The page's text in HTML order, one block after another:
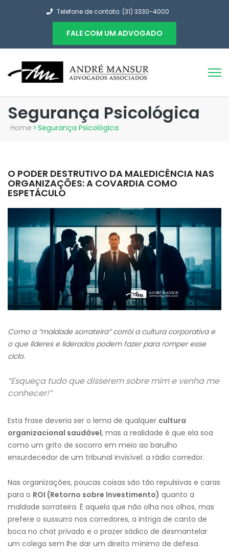
Telefone de contato: (31) 3330-4000
FALE COM UM ADVOGADO
Segurança Psicológica
Home > Segurança Psicológica
O PODER DESTRUTIVO DA MALEDICÊNCIA NAS
ORGANIZAÇÕES: A COVARDIA COMO
ESPETÁCULO
Como a “maldade sorrateira” corrói a cultura corporativa e
o que líderes e liderados podem fazer para romper esse
ciclo.
“Esqueça tudo que disserem sobre mim e venha me
conhecer!”
Esta frase deveria ser o lema de qualquer cultura
organizacional saudável, mas a realidade é que ela soa
como um grito de socorro em meio ao barulho
ensurdecedor de um tribunal invisível: a rádio corredor.
Nas organizações, poucas coisas são tão repulsivas e caras
para o ROI (Retorno sobre Investimento) quanto a
maldade sorrateira. É aquela que não olha nos olhos, mas
prefere o sussurro nos corredores, a intriga de canto de
boca no chat privado e o prazer sádico de desmantelar
um colega sem lhe dar um direito mínimo de defesa.